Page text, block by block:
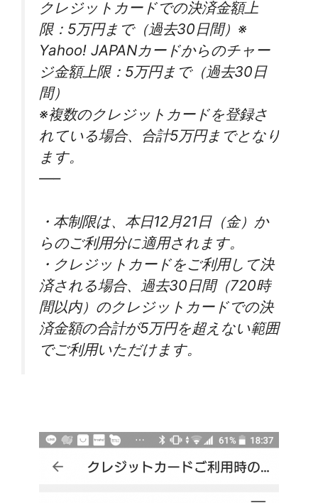
クレジットカードでの決済金額上
限：5万円まで（過去30日間）※
Yahoo! JAPANカードからのチャー
ジ金額上限：5万円まで（過去30日
間）
※複数のクレジットカードを登録さ
れている場合、合計5万円までとなり
ます。
—–
・本制限は、本日12月21日（金）か
らのご利用分に適用されます。
・クレジットカードをご利用して決
済される場合、過去30日間（720時
間以内）のクレジットカードでの決
済金額の合計が5万円を超えない範囲
でご利用いただけます。